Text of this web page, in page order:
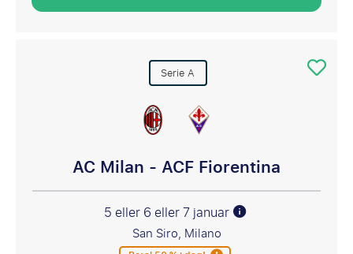
Serie A
AC Milan - ACF Fiorentina
5 eller 6 eller 7 januar
San Siro, Milano